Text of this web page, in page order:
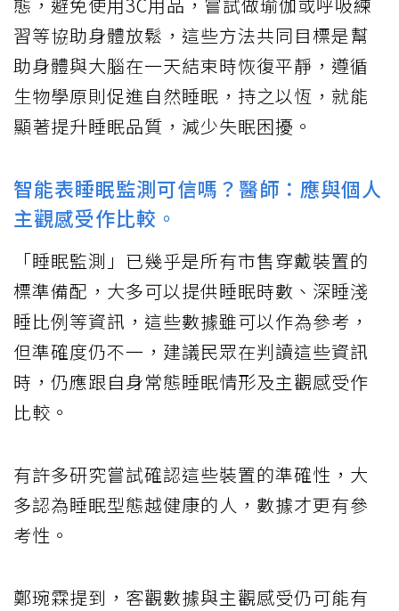
習等協助身體放鬆，這些方法共同目標是幫
助身體與大腦在一天結束時恢復平靜，遵循
生物學原則促進自然睡眠，持之以恆，就能
顯著提升睡眠品質，減少失眠困擾。
智能表睡眠監測可信嗎？醫師：應與個人
主觀感受作比較。
「睡眠監測」已幾乎是所有市售穿戴裝置的
標準備配，大多可以提供睡眠時數、深睡淺
睡比例等資訊，這些數據雖可以作為參考，
但準確度仍不一，建議民眾在判讀這些資訊
時，仍應跟自身常態睡眠情形及主觀感受作
比較。
有許多研究嘗試確認這些裝置的準確性，大
多認為睡眠型態越健康的人，數據才更有參
考性。
鄭琬霖提到，客觀數據與主觀感受仍可能有